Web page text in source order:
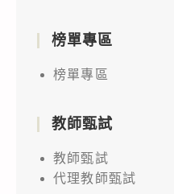
榜單專區
榜單專區
教師甄試
教師甄試
代理教師甄試